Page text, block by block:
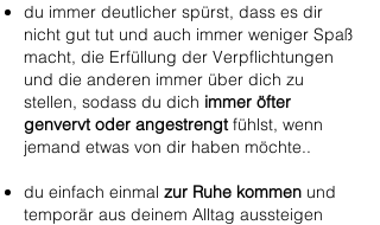
du immer deutlicher spürst, dass es dir
nicht gut tut und auch immer weniger Spaß
macht, die Erfüllung der Verpflichtungen
und die anderen immer über dich zu
stellen, sodass du dich immer öfter
genvervt oder angestrengtfühlst, wenn
jemand etwas von dir haben möchte..
du einfach einmal zur Ruhe kommen und
temporär aus deinem Alltag aussteigen